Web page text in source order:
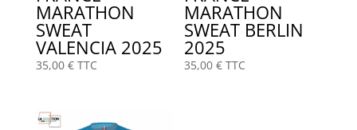
MARATHON
SWEAT
VALENCIA 2025
35,00 € TTC
MARATHON
SWEAT BERLIN
2025
35,00€ TTC